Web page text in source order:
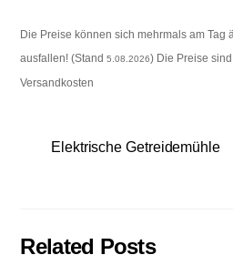
Die Preise können sich mehrmals am
ausfallen! (Stand5.08.2026) Die Preise sind
Versandkosten
Elektrische Getreidemühle
Related Posts